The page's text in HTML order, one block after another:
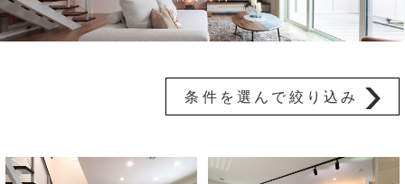
条件を選んで絞り込み